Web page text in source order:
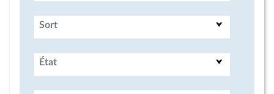
Sort
État